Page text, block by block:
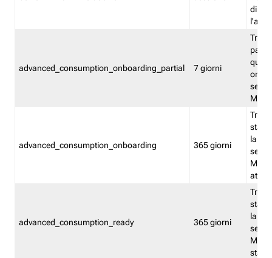
advanced_consumption_onboarding_partial 7 giorni
advanced_consumption_onboarding 365 giorni
stata
la
advanced_consumption_ready 365 giorni
stata
la
stato